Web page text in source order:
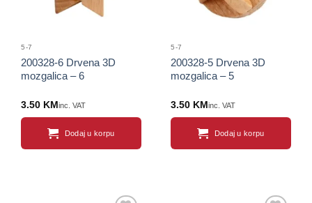
5-7
200328-6 Drvena 3D
mozgalica – 6
3.50 KMinc. VAT
Dodaj u korpu
5-7
200328-5 Drvena 3D
mozgalica – 5
3.50 KMinc. VAT
Dodaj u korpu